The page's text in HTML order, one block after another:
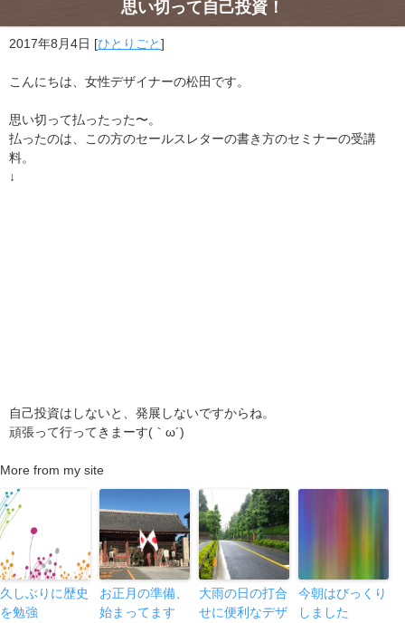
思い切って自己投資！
2017年8月4日 [ひとりごと]
こんにちは、女性デザイナーの松田です。
思い切って払ったった〜。
払ったのは、この方のセールスレターの書き方のセミナーの受講
料。
↓
自己投資はしないと、発展しないですからね。
頑張って行ってきまーす(｀ω´)ゞ
More from my site
久しぶりに歴史
を勉強
お正月の準備、
始まってます
大雨の日の打合
せに便利なデザ
今朝はびっくり
しました